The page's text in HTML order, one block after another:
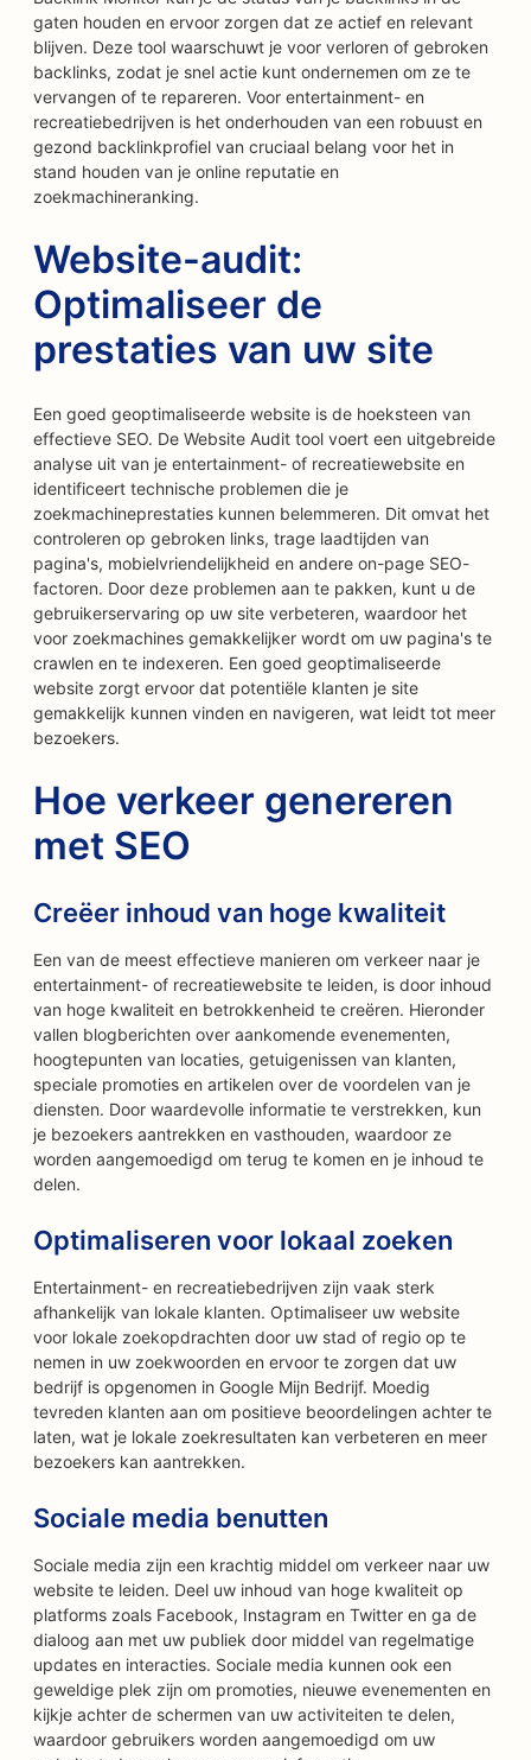
gaten houden en ervoor zorgen dat ze actief en relevant
blijven. Deze tool waarschuwt je voor verloren of gebroken
backlinks, zodat je snel actie kunt ondernemen om ze te
vervangen of te repareren. Voor entertainment- en
recreatiebedrijven is het onderhouden van een robuust en
gezond backlinkprofiel van cruciaal belang voor het in
stand houden van je online reputatie en
zoekmachineranking.
Website-audit:
Optimaliseer de
prestaties van uw site
Een goed geoptimaliseerde website is de hoeksteen van
effectieve SEO. De Website Audit tool voert een uitgebreide
analyse uit van je entertainment- of recreatiewebsite en
identificeert technische problemen die je
zoekmachineprestaties kunnen belemmeren. Dit omvat het
controleren op gebroken links, trage laadtijden van
pagina's, mobielvriendelijkheid en andere on-page SEO-
factoren. Door deze problemen aan te pakken, kunt u de
gebruikerservaring op uw site verbeteren, waardoor het
voor zoekmachines gemakkelijker wordt om uw pagina's te
crawlen en te indexeren. Een goed geoptimaliseerde
website zorgt ervoor dat potentiële klanten je site
gemakkelijk kunnen vinden en navigeren, wat leidt tot meer
bezoekers.
Hoe verkeer genereren
met SEO
Creëer inhoud van hoge kwaliteit
Een van de meest effectieve manieren om verkeer naar je
entertainment- of recreatiewebsite te leiden, is door inhoud
van hoge kwaliteit en betrokkenheid te creëren. Hieronder
vallen blogberichten over aankomende evenementen,
hoogtepunten van locaties, getuigenissen van klanten,
speciale promoties en artikelen over de voordelen van je
diensten. Door waardevolle informatie te verstrekken, kun
je bezoekers aantrekken en vasthouden, waardoor ze
worden aangemoedigd om terug te komen en je inhoud te
delen.
Optimaliseren voor lokaal zoeken
Entertainment- en recreatiebedrijven zijn vaak sterk
afhankelijk van lokale klanten. Optimaliseer uw website
voor lokale zoekopdrachten door uw stad of regio op te
nemen in uw zoekwoorden en ervoor te zorgen dat uw
bedrijf is opgenomen in Google Mijn Bedrijf. Moedig
tevreden klanten aan om positieve beoordelingen achter te
laten, wat je lokale zoekresultaten kan verbeteren en meer
bezoekers kan aantrekken.
Sociale media benutten
Sociale media zijn een krachtig middel om verkeer naar uw
website te leiden. Deel uw inhoud van hoge kwaliteit op
platforms zoals Facebook, Instagram en Twitter en ga de
dialoog aan met uw publiek door middel van regelmatige
updates en interacties. Sociale media kunnen ook een
geweldige plek zijn om promoties, nieuwe evenementen en
kijkje achter de schermen van uw activiteiten te delen,
waardoor gebruikers worden aangemoedigd om uw